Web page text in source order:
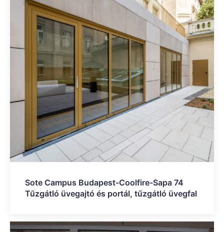
Sote Campus Budapest-Coolfire-Sapa 74
Tűzgátló üvegajtó és portál, tűzgátló üvegfal